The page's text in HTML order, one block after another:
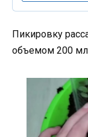
Пикировку
объемом 200